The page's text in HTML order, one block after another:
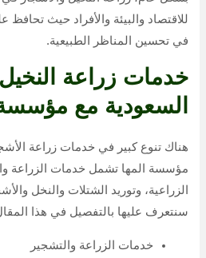
للاقتصاد والبيئة والأفراد حيث تحافظ
في تحسين المناظر الطبيعية.
خدمات زراعة
السعودية مع مؤسسة
هناك تنوع كبير في خدمات زراعة
مؤسسة المها تشمل خدمات الزراعة
الزراعية، وتوريد الشتلات والنخل
سنتعرف عليها بالتفصيل في هذا
خدمات الزراعة والتشجير